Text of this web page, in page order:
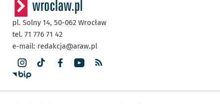
pl. Solny 14, 50-062 Wrocław
tel. 71 776 71 42
e-mail: redakcja@araw.pl